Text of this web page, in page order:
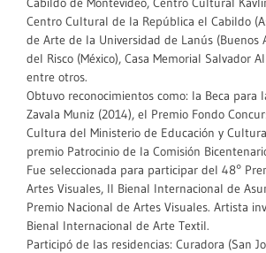
Centro Cultural de la República el Cabildo
de Arte de la Universidad de Lanús (Buenos
del Risco (México), Casa Memorial Salvador
entre otros.
Obtuvo reconocimientos como: la Beca para
Zavala Muniz (2014), el Premio Fondo
Cultura del Ministerio de Educación y
premio Patrocinio de la Comisión
Fue seleccionada para participar del 48°
Artes Visuales, II Bienal Internacional de
Premio Nacional de Artes Visuales. Artista
Bienal Internacional de Arte Textil.
Participó de las residencias: Curadora (San